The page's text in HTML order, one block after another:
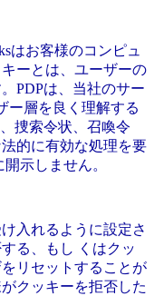
はお客様のコンピュ
ーとは、ユーザーの
PDPは、当社のサー
ー層を良く理解する
捜索令状、召喚令
的に有効な処理を要
示しません。
入れるように設定さ
る、もし くはクッ
リセットすることが
クッキーを拒否した